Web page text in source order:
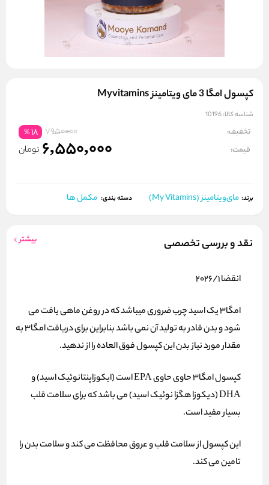
کپسول امگا 3 مای ویتامینز Myvitamins
شناسه کالا:10196
تخفیف: 7950000
18
%
قیمت: 6,550,000 تومان
برند: مای‌ویتامینز (My Vitamins) دسته بندی: مکمل ها
نقد و بررسی تخصصی بیشتر
انقضا 2026/1
امگا3 یک اسید چرب ضروری میباشد که در روغن ماهی یافت می
شود و بدن قادر به تولید آن نمی باشد بنابراین برای دریافت امگا3 به
مقدار مورد نیاز بدن این کپسول فوق العاده را از ندهید.
کپسول امگا3 حاوی حاوی EPA است (ایکوزاپنتانوئیک اسید) و
DHA (دیکوزا هگزا نوئیک اسید) می باشد که برای سلامت قلب
بسیار مفید است.
این کپسول از سلامت قلب و عروق محافظت می کند و سلامت بدن را
تامین می کند.